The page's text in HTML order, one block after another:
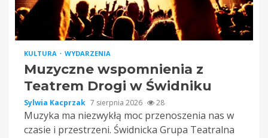
KULTURA WYDARZENIA
Muzyczne wspomnienia z
Teatrem Drogi w Świdniku
Sylwia Kacprzak 7 sierpnia 2026 28
Muzyka ma niezwykłą moc przenoszenia nas w
czasie i przestrzeni. Świdnicka Grupa Teatralna